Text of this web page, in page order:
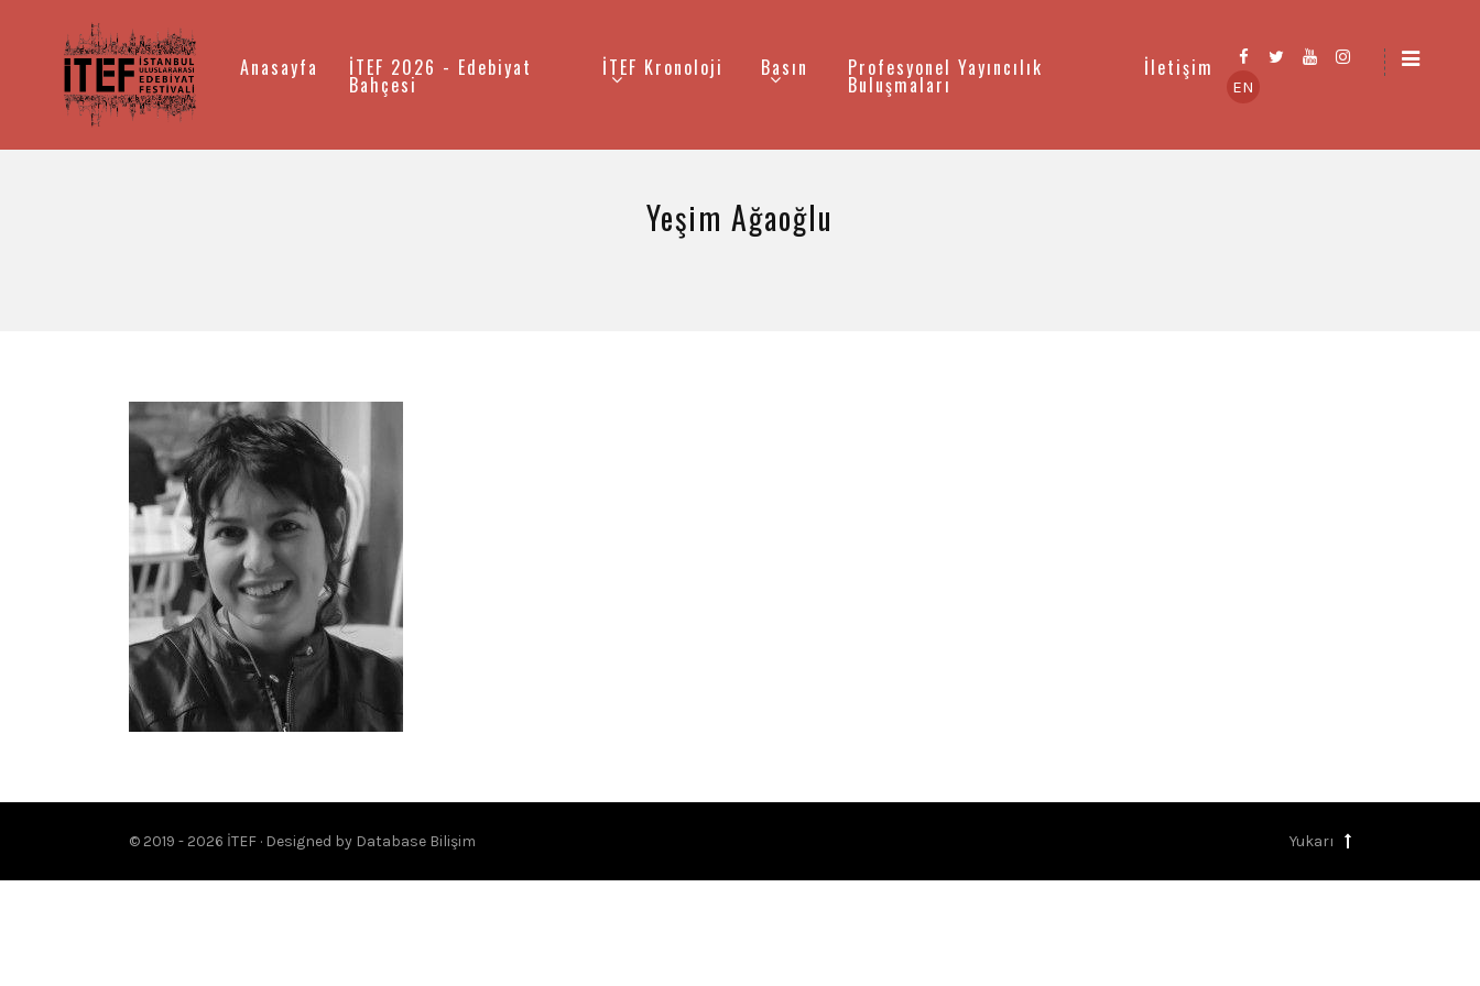
Anasayfa İTEF 2026 - Edebiyat
Bahçesi
İTEF Kronoloji Basın Profesyonel Yayıncılık
Buluşmaları
İletişim
EN
Yeşim Ağaoğlu
Yukarı
© 2019 - 2026 İTEF · Designed by Database Bilişim